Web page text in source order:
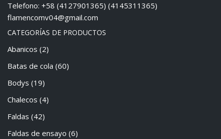
Telefono: +58 (4127901365) (4145311365)
flamencomv04@gmail.com
CATEGORÍAS DE PRODUCTOS
Abanicos (2)
Batas de cola (60)
Bodys (19)
Chalecos (4)
Faldas (42)
Faldas de ensayo (6)